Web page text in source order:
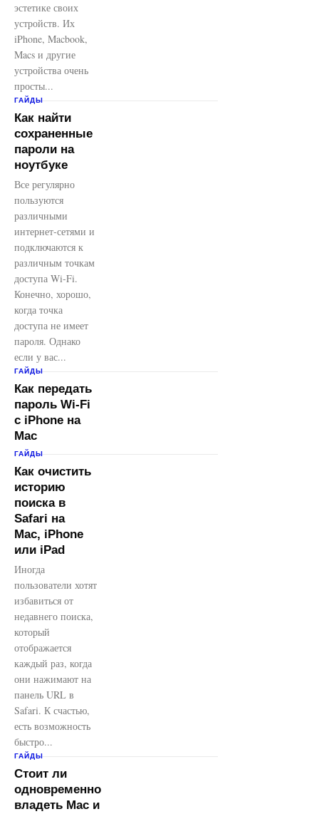
эстетике своих
устройств. Их
iPhone, Macbook,
Macs и другие
устройства очень
просты...
ГАЙДЫ
Как найти
сохраненные
пароли на
ноутбуке
Все регулярно
пользуются
различными
интернет-сетями и
подключаются к
различным точкам
доступа Wi-Fi.
Конечно, хорошо,
когда точка
доступа не имеет
пароля. Однако
если у вас...
ГАЙДЫ
Как передать
пароль Wi-Fi
с iPhone на
Mac
ГАЙДЫ
Как очистить
историю
поиска в
Safari на
Mac, iPhone
или iPad
Иногда
пользователи хотят
избавиться от
недавнего поиска,
который
отображается
каждый раз, когда
они нажимают на
панель URL в
Safari. К счастью,
есть возможность
быстро...
ГАЙДЫ
Стоит ли
одновременно
владеть Mac и